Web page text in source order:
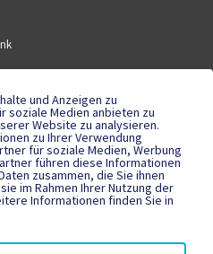
und Anzeigen zu
soziale Medien anbieten zu
Website zu analysieren.
zu Ihrer Verwendung
für soziale Medien, Werbung
führen diese Informationen
zusammen, die Sie ihnen
im Rahmen Ihrer Nutzung der
Informationen finden Sie in